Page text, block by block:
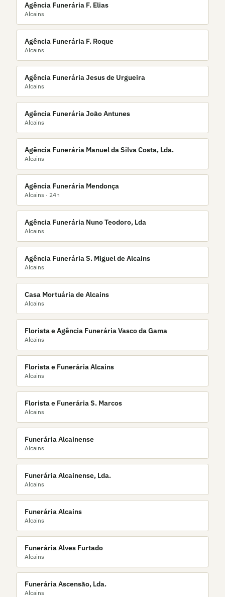
Agência Funerária F. Elias
Alcains
Agência Funerária F. Roque
Alcains
Agência Funerária Jesus de Urgueira
Alcains
Agência Funerária João Antunes
Alcains
Agência Funerária Manuel da Silva Costa, Lda.
Alcains
Agência Funerária Mendonça
Alcains · 24h
Agência Funerária Nuno Teodoro, Lda
Alcains
Agência Funerária S. Miguel de Alcains
Alcains
Casa Mortuária de Alcains
Alcains
Florista e Agência Funerária Vasco da Gama
Alcains
Florista e Funerária Alcains
Alcains
Florista e Funerária S. Marcos
Alcains
Funerária Alcainense
Alcains
Funerária Alcainense, Lda.
Alcains
Funerária Alcains
Alcains
Funerária Alves Furtado
Alcains
Funerária Ascensão, Lda.
Alcains